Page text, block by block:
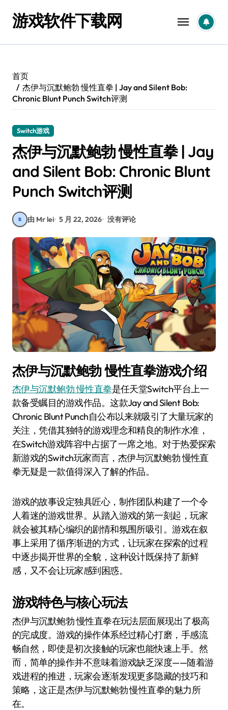
游戏软件下载网
首页
杰伊与沉默鲍勃 慢性直拳 | Jay and Silent Bob:
Chronic Blunt Punch Switch评测
Switch游戏
杰伊与沉默鲍勃 慢性直拳 | Jay
and Silent Bob: Chronic Blunt
Punch Switch评测
由 Mr lei 5 月 22, 2026 没有评论
杰伊与沉默鲍勃 慢性直拳游戏介绍
杰伊与沉默鲍勃 慢性直拳是任天堂Switch平台上一
款备受瞩目的游戏作品。这款Jay and Silent Bob:
Chronic Blunt Punch自公布以来就吸引了大量玩家的
关注，凭借其独特的游戏理念和精良的制作水准，
在Switch游戏阵容中占据了一席之地。对于热爱探索
新游戏的Switch玩家而言，杰伊与沉默鲍勃 慢性直
拳无疑是一款值得深入了解的作品。
游戏的故事设定独具匠心，制作团队构建了一个令
人着迷的游戏世界。从踏入游戏的第一刻起，玩家
就会被其精心编织的剧情和氛围所吸引。游戏在叙
事上采用了循序渐进的方式，让玩家在探索的过程
中逐步揭开世界的全貌，这种设计既保持了新鲜
感，又不会让玩家感到困惑。
游戏特色与核心玩法
杰伊与沉默鲍勃 慢性直拳在玩法层面展现出了极高
的完成度。游戏的操作体系经过精心打磨，手感流
畅自然，即使是初次接触的玩家也能快速上手。然
而，简单的操作并不意味着游戏缺乏深度——随着游
戏进程的推进，玩家会逐渐发现更多隐藏的技巧和
策略，这正是杰伊与沉默鲍勃 慢性直拳的魅力所
在。